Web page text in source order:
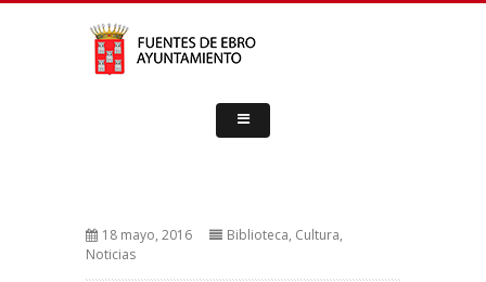
18 mayo, 2016 Biblioteca, Cultura,
Noticias